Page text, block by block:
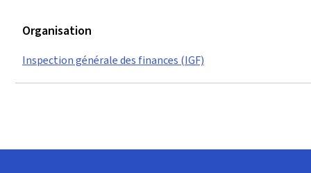
Organisation
Inspection générale des finances (IGF)